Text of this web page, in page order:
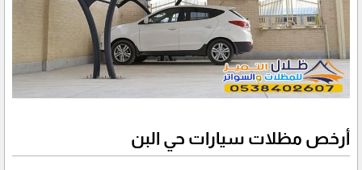
أرخص مظلات سيارات حي البن